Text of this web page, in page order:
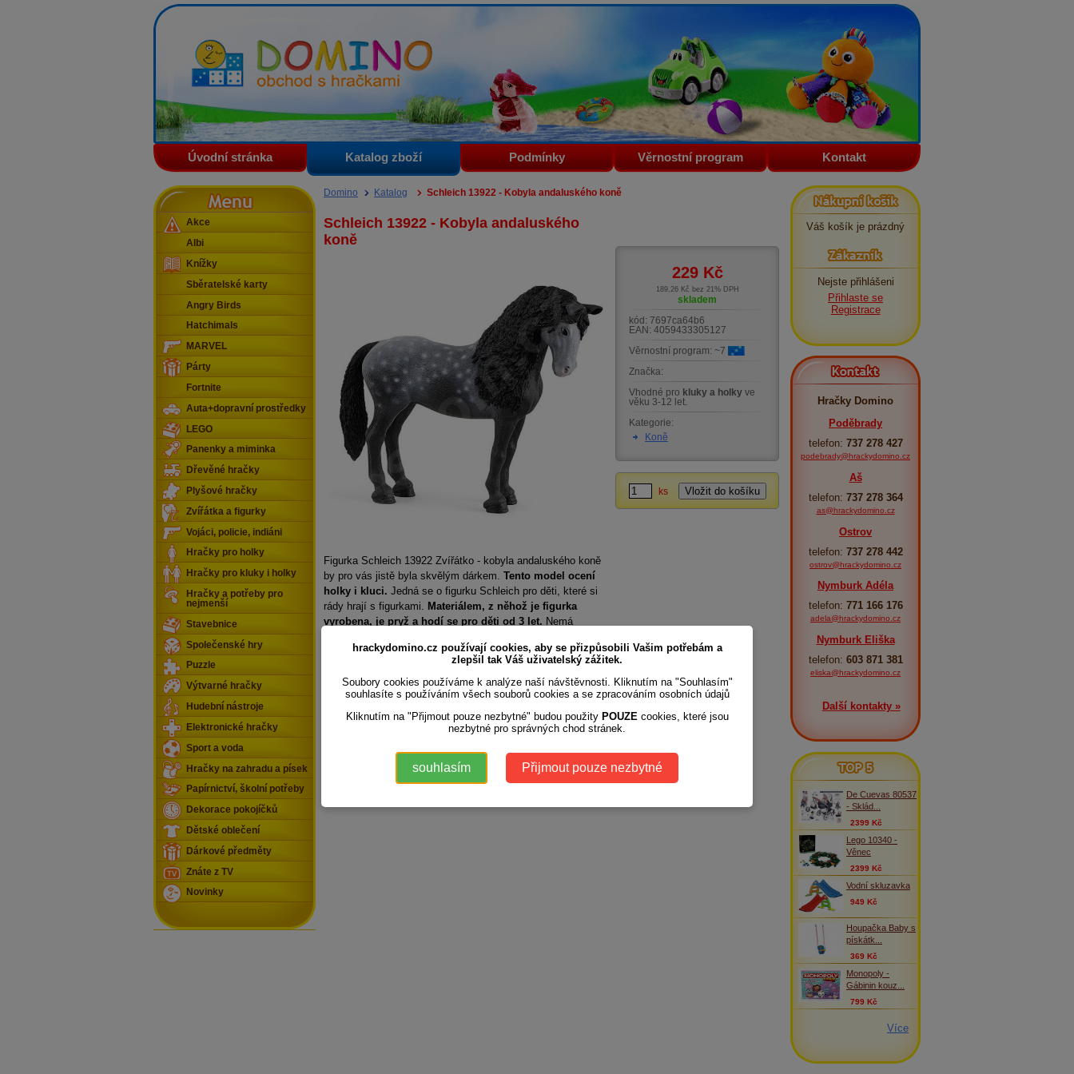
Domino - obchod s hračkami
Úvodní stránka Katalog zboží Podmínky Věrnostní program Kontakt
Domino Katalog Schleich 13922 - Kobyla andaluského koně
Schleich 13922 - Kobyla andaluského
koně
Figurka Schleich 13922 Zvířátko - kobyla andaluského koně
by pro vás jistě byla skvělým dárkem. Tento model ocení
holky i kluci. Jedná se o figurku Schleich pro děti, které si
rády hrají s figurkami. Materiálem, z něhož je figurka
vyrobena, je pryž a hodí se pro děti od 3 let. Nemá
229 Kč
189,26 Kč bez 21% DPH
skladem
kód: 7697ca64b6
EAN: 4059433305127
Věrnostní program: ~7
Značka:
Vhodné pro kluky a holky ve
věku 3-12 let.
Kategorie:
Koně
ks
Menu
Akce
Albi
Knížky
Sběratelské karty
Angry Birds
Hatchimals
MARVEL
Párty
Fortnite
Auta+dopravní prostředky
LEGO
Panenky a miminka
Dřevěné hračky
Plyšové hračky
Zvířátka a figurky
Vojáci, policie, indiáni
Hračky pro holky
Hračky pro kluky i holky
Hračky a potřeby pro
nejmenší
Stavebnice
Společenské hry
Puzzle
Výtvarné hračky
Hudební nástroje
Elektronické hračky
Sport a voda
Hračky na zahradu a písek
Papírnictví, školní potřeby
Dekorace pokojíčků
Dětské oblečení
Dárkové předměty
Znáte z TV
Novinky
Nákupní košík
Váš košík je prázdný
Zákazník
Nejste přihlášeni
Přihlaste se
Registrace
Kontakt
Hračky Domino
Poděbrady
telefon: 737 278 427
podebrady@hrackydomino.cz
Aš
telefon: 737 278 364
as@hrackydomino.cz
Ostrov
telefon: 737 278 442
ostrov@hrackydomino.cz
Nymburk Adéla
telefon: 771 166 176
adela@hrackydomino.cz
Nymburk Eliška
telefon: 603 871 381
eliska@hrackydomino.cz
Další kontakty »
TOP 5
De Cuevas 80537
- Sklád...
2399 Kč
Lego 10340 -
Věnec
2399 Kč
Vodní skluzavka
949 Kč
Houpačka Baby s
pískátk...
369 Kč
Monopoly -
Gábinin kouz...
799 Kč
Více
hrackydomino.cz používají cookies, aby se přizpůsobili Vašim potřebám a
zlepšil tak Váš uživatelský zážitek.
Soubory cookies používáme k analýze naší návštěvnosti. Kliknutím na "Souhlasím"
souhlasíte s používáním všech souborů cookies a se zpracováním osobních údajů
Kliknutím na "Přijmout pouze nezbytné" budou použity POUZE cookies, které jsou
nezbytné pro správných chod stránek.
souhlasím Přijmout pouze nezbytné